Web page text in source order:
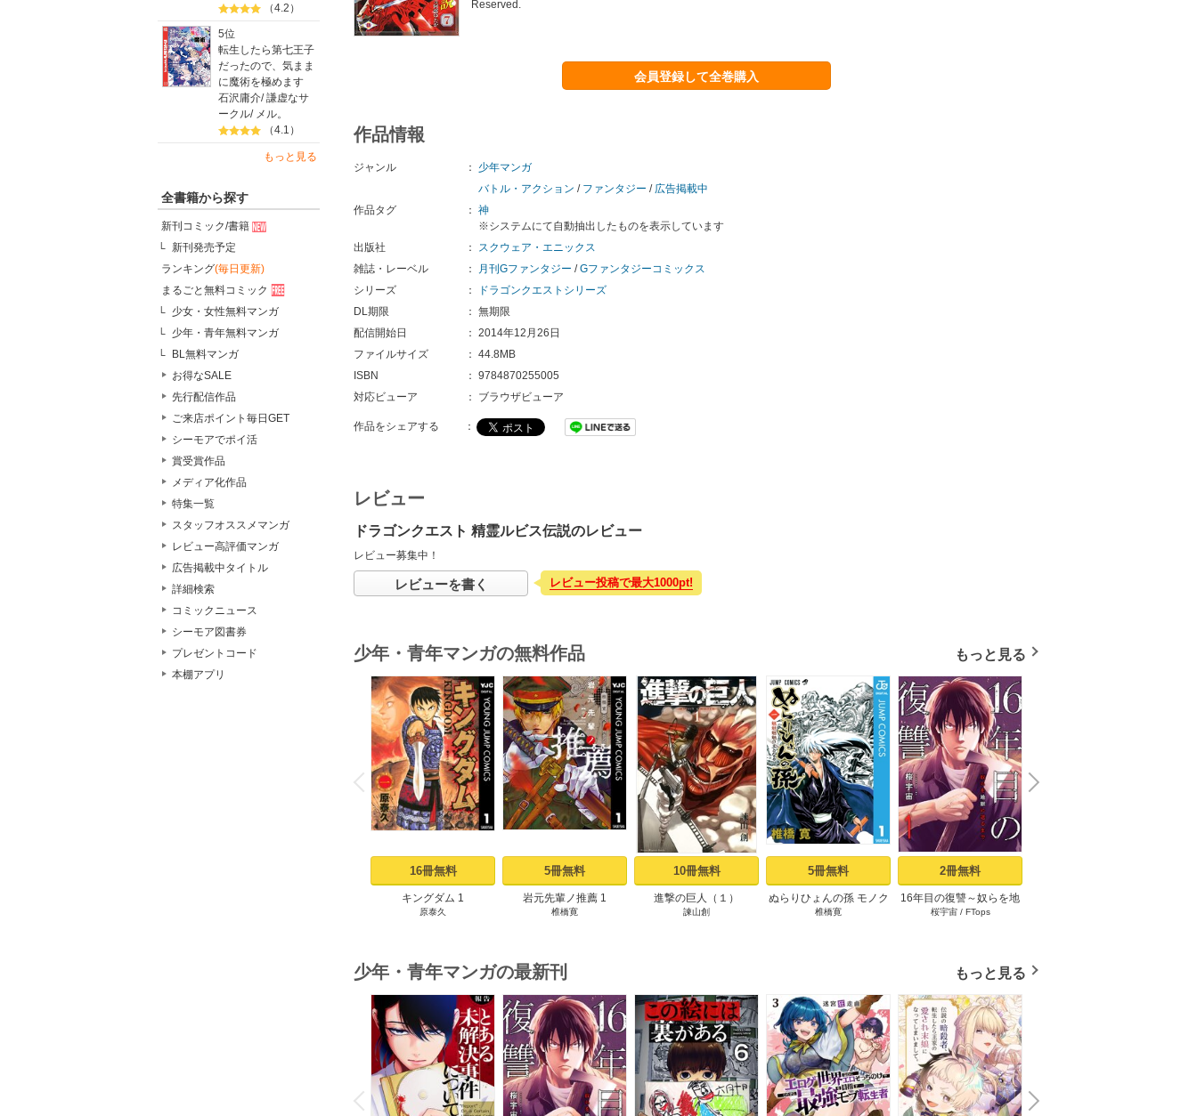
（4.2）
5位
転生したら第七王子
だったので、気まま
に魔術を極めます
石沢庸介/謙虚なサ
ークル/ メル。
（4.1）
もっと見る
全書籍から探す
新刊コミック/書籍
新刊発売予定
ランキング(毎日更新)
まるごと無料コミック
少女・女性無料マンガ
少年・青年無料マンガ
BL無料マンガ
お得なSALE
先行配信作品
ご来店ポイント毎日GET
シーモアでポイ活
賞受賞作品
メディア化作品
特集一覧
スタッフオススメマンガ
レビュー高評価マンガ
広告掲載中タイトル
詳細検索
コミックニュース
シーモア図書券
プレゼントコード
本棚アプリ
Reserved.
会員登録して全巻購入
作品情報
ジャンル ：
少年マンガ
バトル・アクション / ファンタジー / 広告掲載中
作品タグ
： 神
※システムにて自動抽出したものを表示しています
出版社
：
スクウェア・エニックス
雑誌・レーベル
： 月刊Gファンタジー /Gファンタジーコミックス
シリーズ
：
ドラゴンクエストシリーズ
DL期限
： 無期限
配信開始日
： 2014年12月26日
ファイルサイズ
： 44.8MB
ISBN
： 9784870255005
対応ビューア
： ブラウザビューア
作品をシェアする ：
レビュー
ドラゴンクエスト 精霊ルビス伝説のレビュー
レビュー募集中！
レビューを書く レビュー投稿で最大1000pt!
少年・青年マンガの無料作品 もっと見る
P
r
e
v
i
o
u
s
16冊無料
キングダム 1
原泰久
5冊無料
岩元先輩ノ推薦 1
椎橋寛
10冊無料
進撃の巨人（１）
諫山創
5冊無料
ぬらりひょんの孫 モノク
ロ版 1
椎橋寛
2冊無料
16年目の復讐～奴らを地
獄に送るまで 1巻
桜宇宙/ FTops
N
e
x
t
少年・青年マンガの最新刊 もっと見る
P
r
e
v
i
o
u
s
N
x